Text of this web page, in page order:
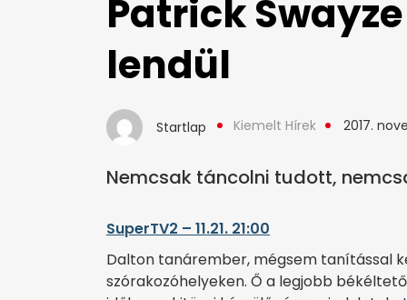
Patrick
lendül
Startlap Kiemelt Hírek 2017.
Nemcsak táncolni tudott,
SuperTV2 – 11.21. 21:00
Dalton tanárember, mégsem tanítással
szórakozóhelyeken. Ő a legjobb